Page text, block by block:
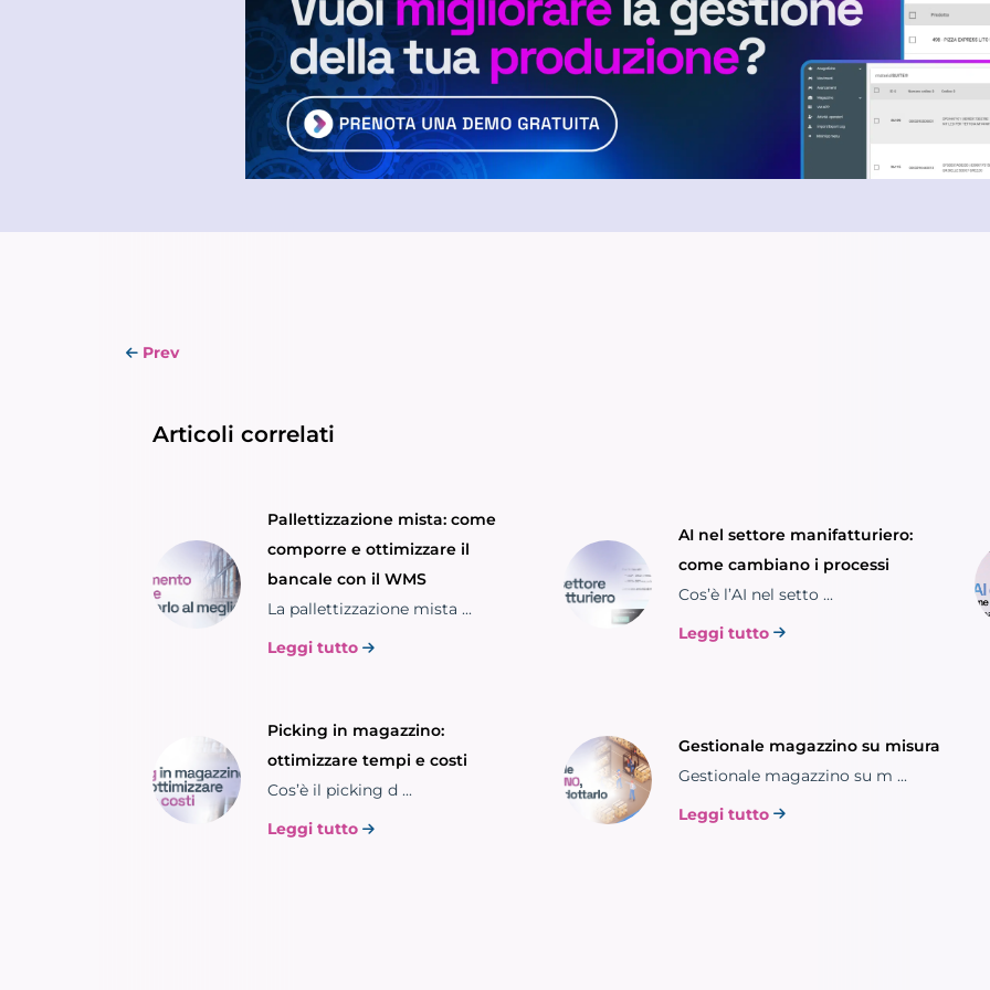
Prev
Articoli correlati
Pallettizzazione mista: come
comporre e ottimizzare il
bancale con il WMS
La pallettizzazione mista ...
Leggi tutto
AI nel settore manifatturiero:
come cambiano i processi
Cos’è l’AI nel setto ...
Leggi tutto
Picking in magazzino:
ottimizzare tempi e costi
Cos’è il picking d ...
Leggi tutto
Gestionale magazzino su misura
Gestionale magazzino su m ...
Leggi tutto